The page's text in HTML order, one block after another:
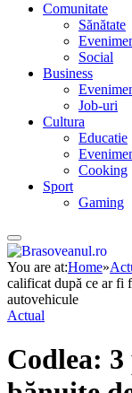
Comunitate
Sănătate
Social
Business
Job-uri
Cultura
Educatie
Cooking
Sport
Gaming
You are at:Home»
calificat după ce ar fi
autovehicule
Actual
Codlea: 3